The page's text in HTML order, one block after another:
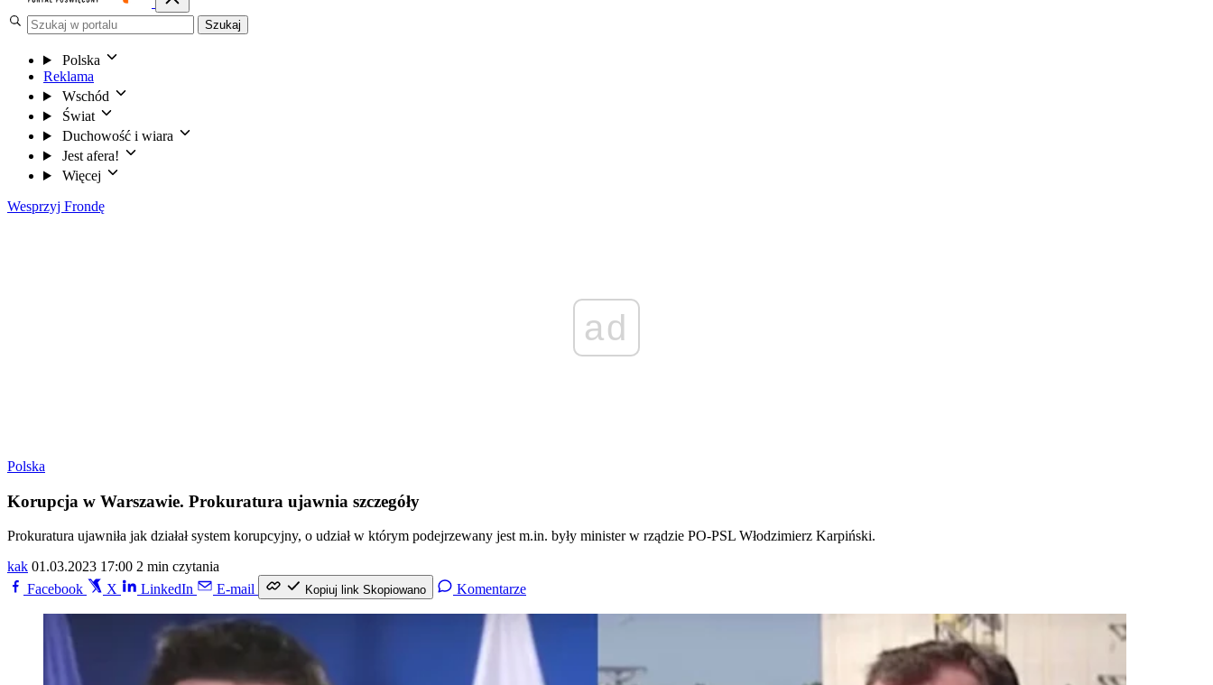
Szukaj
Polska
Reklama
Wschód
Świat
Duchowość i wiara
Jest afera!
Więcej
Wesprzyj Frondę
ad
Polska
Korupcja w Warszawie. Prokuratura ujawnia szczegóły
Prokuratura ujawniła jak działał system korupcyjny, o udział w którym podejrzewany jest m.in. były minister w rządzie PO-PSL Włodzimierz Karpiński.
kak 01.03.2023 17:00 2 min czytania
Facebook
X LinkedIn E-mail Kopiuj link Skopiowano Komentarze